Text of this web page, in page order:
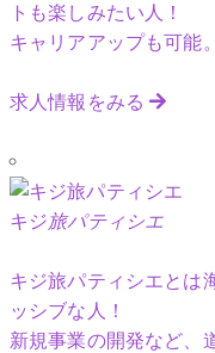
トも楽しみたい人！
キャリアアップも可能
求人情報をみる
キジ旅パティシエ
キジ旅パティシエとは
ッシブな人！
新規事業の開発など、